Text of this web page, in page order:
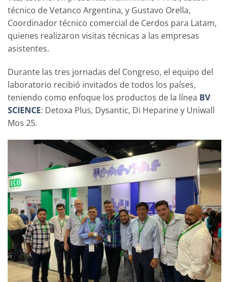
técnico de Vetanco Argentina, y Gustavo Orella,
Coordinador técnico comercial de Cerdos para Latam,
quienes realizaron visitas técnicas a las empresas
asistentes.
Durante las tres jornadas del Congreso, el equipo del
laboratorio recibió invitados de todos los países,
teniendo como enfoque los productos de la línea BV
SCIENCE: Detoxa Plus, Dysantic, Di Heparine y Uniwall
Mos 25.